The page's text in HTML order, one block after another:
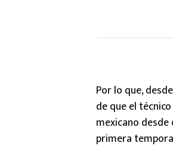
Por lo que,
de que el
mexicano desde
primera